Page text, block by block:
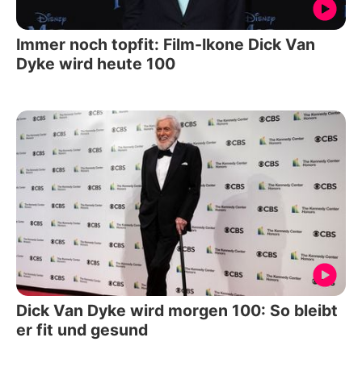
Immer noch topfit: Film-Ikone Dick Van
Dyke wird heute 100
Dick Van Dyke wird morgen 100: So bleibt
er fit und gesund